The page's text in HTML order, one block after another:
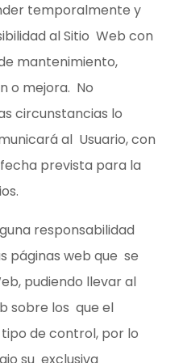
temporalmente y
al Sitio Web con
mantenimiento,
o mejora. No
circunstancias lo
al Usuario, con
prevista para la
responsabilidad
páginas web que se
pudiendo llevar al
sobre los que el
tipo de control, por lo